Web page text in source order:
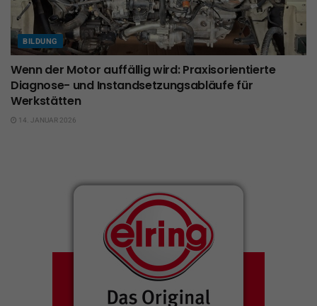
BILDUNG
Wenn der Motor auffällig wird: Praxisorientierte
Diagnose- und Instandsetzungsabläufe für
Werkstätten
14. JANUAR 2026